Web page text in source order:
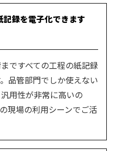
記録を電子化できます
ですべての工程の紙記録
品管部門でしか使えない
用性が非常に高いの
現場の利用シーンでご活